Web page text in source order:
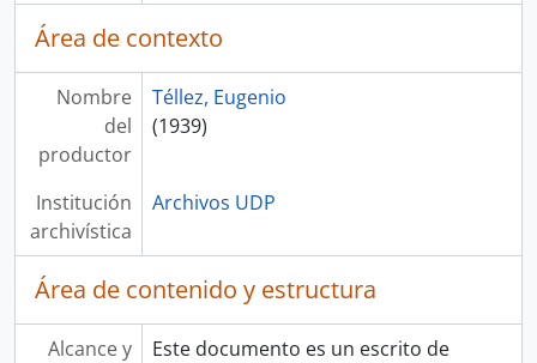
Área de contexto
Nombre
del
productor
Téllez, Eugenio
(1939)
Institución
archivística
Archivos UDP
Área de contenido y estructura
Alcance y
Este documento es un escrito de